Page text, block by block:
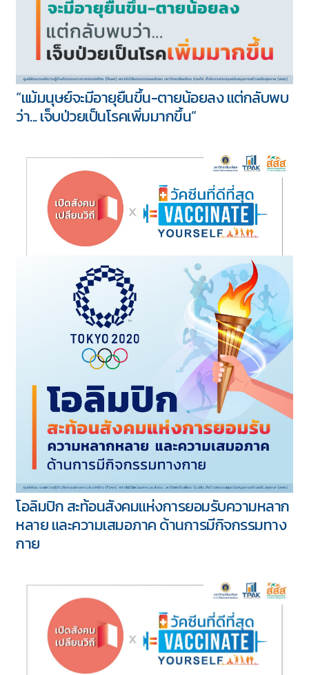
“แม้มนุษย์จะมีอายุยืนขึ้น-ตายน้อยลง แต่กลับพบ
ว่า... เจ็บป่วยเป็นโรคเพิ่มมากขึ้น”
โอลิมปิก สะท้อนสังคมแห่งการยอมรับความหลาก
หลาย และความเสมอภาค ด้านการมีกิจกรรมทาง
กาย